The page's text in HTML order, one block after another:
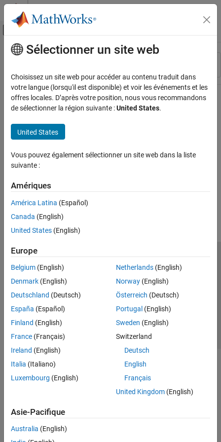
Passer au contenu
Activer/désactiver l'affichage du menu
Ressource
Contenu principal
Sélectionner un site web
Choisissez un site web pour accéder au contenu traduit dans
votre langue (lorsqu'il est disponible) et voir les événements et les
offres locales. D’après votre position, nous vous recommandons
de sélectionner la région suivante :United States.
United States
Vous pouvez également sélectionner un site web dans la liste
suivante :
Amériques
América Latina (Español)
Canada (English)
United States (English)
Europe
Belgium (English)
Denmark (English)
Deutschland (Deutsch)
España (Español)
Finland (English)
France (Français)
Ireland (English)
Italia (Italiano)
Luxembourg (English)
Netherlands(English)
Norway(English)
Österreich (Deutsch)
Portugal (English)
Sweden (English)
Switzerland
Deutsch
English
Français
United Kingdom(English)
Asie-Pacifique
Australia (English)
Lutte anti-piratage
Contacts locaux
© 1994-2026 The MathWorks, Inc.